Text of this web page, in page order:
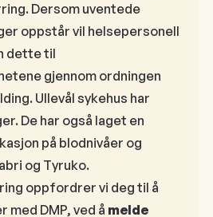
Dersom uventede
oppstår vil helsepersonell
dette til
gjennom ordningen
Ullevål sykehus har
De har også laget en
på blodnivåer og
og Tyruko.
oppfordrer vi deg til å
med DMP, ved å melde